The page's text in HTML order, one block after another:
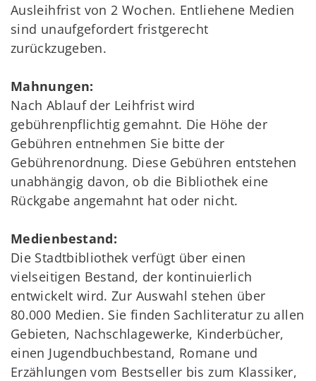
Ausleihfrist von 2 Wochen. Entliehene Medien
sind unaufgefordert fristgerecht
zurückzugeben.
Mahnungen:
Nach Ablauf der Leihfrist wird
gebührenpflichtig gemahnt. Die Höhe der
Gebühren entnehmen Sie bitte der
Gebührenordnung. Diese Gebühren entstehen
unabhängig davon, ob die Bibliothek eine
Rückgabe angemahnt hat oder nicht.
Medienbestand:
Die Stadtbibliothek verfügt über einen
vielseitigen Bestand, der kontinuierlich
entwickelt wird. Zur Auswahl stehen über
80.000 Medien. Sie finden Sachliteratur zu allen
Gebieten, Nachschlagewerke, Kinderbücher,
einen Jugendbuchbestand, Romane und
Erzählungen vom Bestseller bis zum Klassiker,